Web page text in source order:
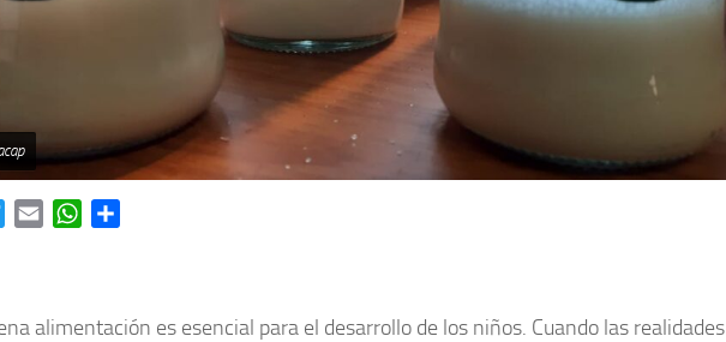
TwitterEmail WhatsApp
alimentación es esencial para el desarrollo de los niños. Cuando las realidades